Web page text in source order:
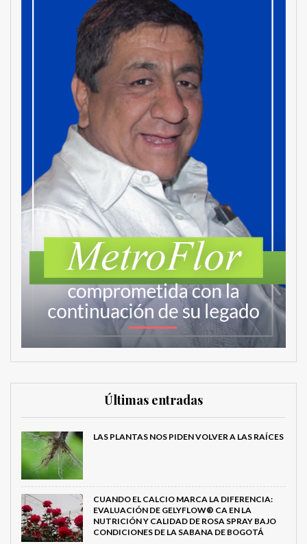
Últimas entradas
LAS PLANTAS NOS PIDEN VOLVER A LAS RAÍCES
CUANDO EL CALCIO MARCA LA DIFERENCIA:
EVALUACIÓN DE GELYFLOW® CA EN LA
NUTRICIÓN Y CALIDAD DE ROSA SPRAY BAJO
CONDICIONES DE LA SABANA DE BOGOTÁ